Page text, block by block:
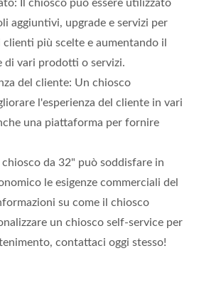
Il chiosco può essere utilizzato
aggiuntivi, upgrade e servizi per
più scelte e aumentando il
vari prodotti o servizi.
del cliente: Un chiosco
l'esperienza del cliente in vari
una piattaforma per fornire
da 32" può soddisfare in
le esigenze commerciali del
su come il chiosco
un chiosco self-service per
contattaci oggi stesso!